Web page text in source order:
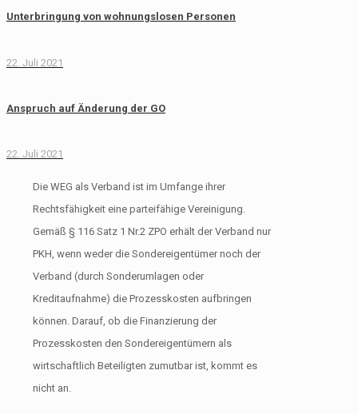
Unterbringung von wohnungslosen Personen
22. Juli 2021
Anspruch auf Änderung der GO
22. Juli 2021
Die WEG als Verband ist im Umfange ihrer
Rechtsfähigkeit eine parteifähige Vereinigung.
Gemäß § 116 Satz 1 Nr.2 ZPO erhält der Verband nur
PKH, wenn weder die Sondereigentümer noch der
Verband (durch Sonderumlagen oder
Kreditaufnahme) die Prozesskosten aufbringen
können. Darauf, ob die Finanzierung der
Prozesskosten den Sondereigentümern als
wirtschaftlich Beteiligten zumutbar ist, kommt es
nicht an.